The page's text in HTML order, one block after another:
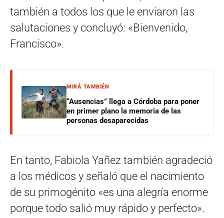
también a todos los que le enviaron las
salutaciones y concluyó: «Bienvenido,
Francisco».
MIRÁ TAMBIÉN
“Ausencias” llega a Córdoba para poner
en primer plano la memoria de las
personas desaparecidas
En tanto, Fabiola Yañez también agradeció
a los médicos y señaló que el nacimiento
de su primogénito «es una alegría enorme
porque todo salió muy rápido y perfecto».